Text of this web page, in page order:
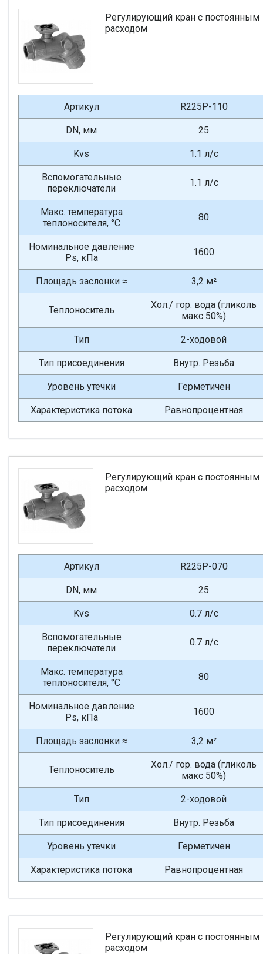
Регулирующий кран с постоянным
расходом
Артикул R225P-110
DN, мм 25
Kvs 1.1 л/с
Вспомогательные
переключатели
1.1 л/с
Макс. температура
теплоносителя, °С
80
Номинальное давление
Ps, кПа
1600
Площадь заслонки ≈ 3,2 м²
Теплоноситель
Хол./ гор. вода (гликоль
макс 50%)
Тип 2-ходовой
Тип присоединения Внутр. Резьба
Уровень утечки Герметичен
Характеристика потока Равнопроцентная
Регулирующий кран с постоянным
расходом
Артикул R225P-070
DN, мм 25
Kvs 0.7 л/с
Вспомогательные
переключатели
0.7 л/с
Макс. температура
теплоносителя, °С
80
Номинальное давление
Ps, кПа
1600
Площадь заслонки ≈ 3,2 м²
Теплоноситель
Хол./ гор. вода (гликоль
макс 50%)
Тип 2-ходовой
Тип присоединения Внутр. Резьба
Уровень утечки Герметичен
Характеристика потока Равнопроцентная
Регулирующий кран с постоянным
расходом